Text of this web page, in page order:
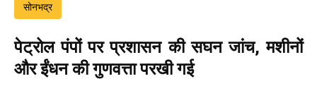
सोनभद्र
पेट्रोल पंपों पर प्रशासन की सघन जांच, मशीनों
और ईंधन की गुणवत्ता परखी गई